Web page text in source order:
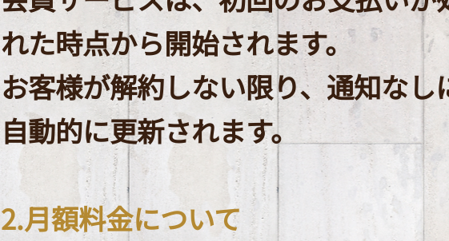
れた時点から開始されます。
お客様が解約しない限り、通知なし
自動的に更新されます。
​2.月額料金について